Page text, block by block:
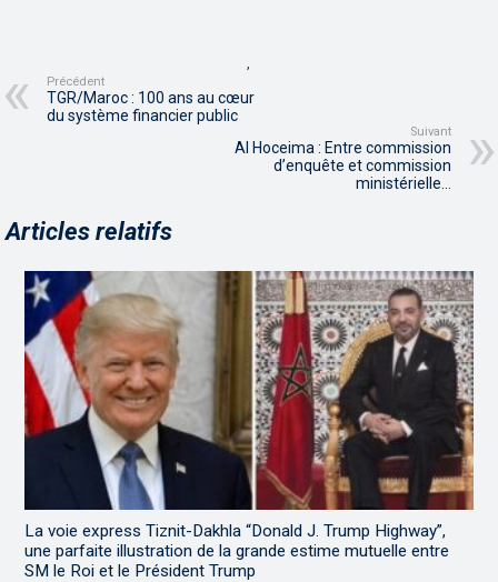
,
Précédent
TGR/Maroc : 100 ans au cœur
du système financier public
Suivant
Al Hoceima : Entre commission
d’enquête et commission
ministérielle…
Articles relatifs
La voie express Tiznit-Dakhla “Donald J. Trump Highway”,
une parfaite illustration de la grande estime mutuelle entre
SM le Roi et le Président Trump